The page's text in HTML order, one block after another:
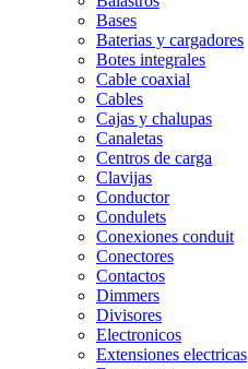
Bases
Baterias y cargadores
Botes integrales
Cable coaxial
Cables
Cajas y chalupas
Canaletas
Centros de carga
Clavijas
Conductor
Condulets
Conexiones conduit
Conectores
Contactos
Dimmers
Divisores
Electronicos
Extensiones electricas